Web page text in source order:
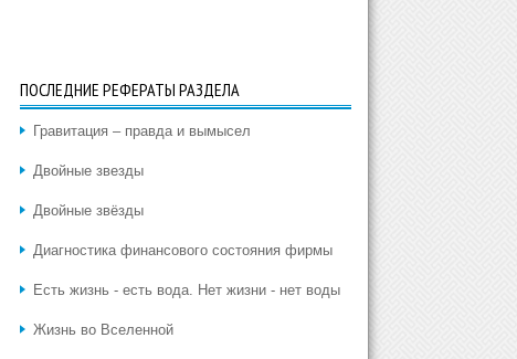
ПОСЛЕДНИЕ РЕФЕРАТЫ РАЗДЕЛА
Гравитация – правда и вымысел
Двойные звезды
Двойные звёзды
Диагностика финансового состояния фирмы
Есть жизнь - есть вода. Нет жизни - нет воды
Жизнь во Вселенной